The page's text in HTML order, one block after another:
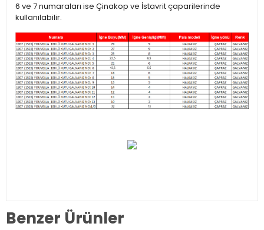
6 ve 7 numaraları ise Çinakop ve İstavrit çaparilerinde
kullanılabilir.
Benzer Ürünler